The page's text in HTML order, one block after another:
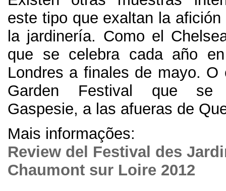
este tipo que exaltan la
la jardinería. Como el
que se celebra cada año
Londres a finales de mayo. O
Garden Festival que se
Gaspesie, a las afueras de
Mais informações:
Review del Festival des
Chaumont sur Loire 2012